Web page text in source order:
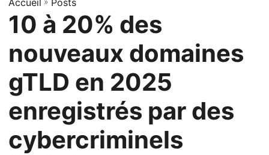
Accueil Posts
10 à 20% des
nouveaux domaines
gTLD en 2025
enregistrés par des
cybercriminels